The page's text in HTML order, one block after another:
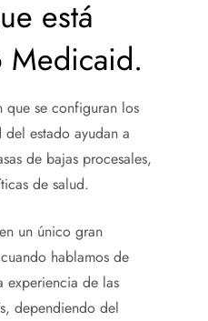
está
Medicaid.
que se configuran los
estado ayudan a
de bajas procesales,
de salud.
un único gran
hablamos de
experiencia de las
dependiendo del